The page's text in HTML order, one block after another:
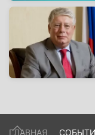
ГЛАВНАЯ